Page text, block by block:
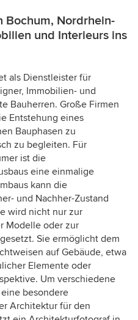
Nordrhein-
und Interieurs ins
als Dienstleister für
Immobilien- und
Bauherren. Große Firmen
Entstehung eines
Bauphasen zu
zu begleiten. Für
ist die
eine einmalige
kann die
und Nachher-Zustand
wird nicht nur zur
Modelle oder zur
Sie ermöglicht dem
auf Gebäude, etwa
Elemente oder
Um verschiedene
besondere
Architektur für den